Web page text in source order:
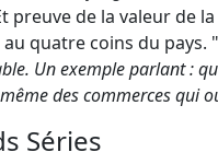
preuve de la valeur de
quatre coins du pays. "
Un exemple parlant :
des commerces qui
Séries